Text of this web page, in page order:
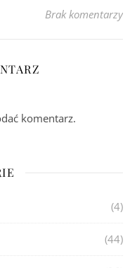
Brak komentarzy
komentarz.
(4)
(44)